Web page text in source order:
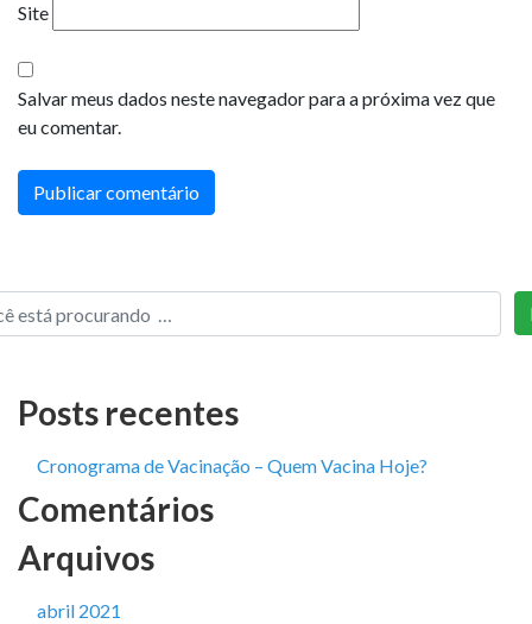
Site
Salvar meus dados neste navegador para a próxima vez que
eu comentar.
Posts recentes
Cronograma de Vacinação – Quem Vacina Hoje?
Comentários
Arquivos
abril 2021